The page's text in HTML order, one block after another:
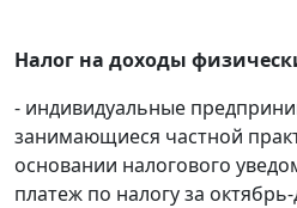
Налог на доходы
- индивидуальные
занимающиеся частной
основании налогового
платеж по налогу за